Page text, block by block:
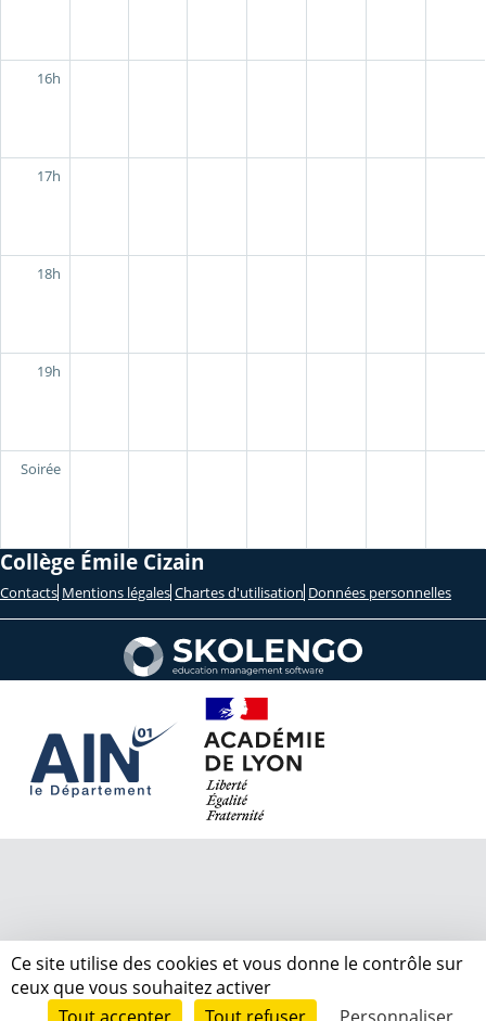
16h
17h
18h
19h
Soirée
Collège Émile Cizain
Contacts Mentions légales Chartes d'utilisation Données personnelles
Ce site utilise des cookies et vous donne le contrôle sur
ceux que vous souhaitez activer